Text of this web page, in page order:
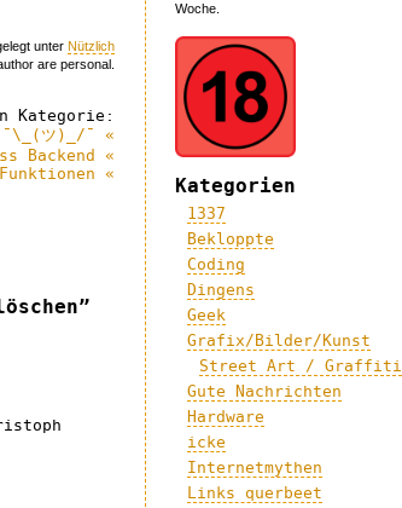
unter Nützlich
are personal.
Kategorie:
¯\_(ツ)_/¯ «
Backend «
«
Woche.
Kategorien
1337
Bekloppte
Coding
Dingens
Geek
Grafix/Bilder/Kunst
Street Art / Graffiti
Gute Nachrichten
Hardware
icke
Internetmythen
Links querbeet